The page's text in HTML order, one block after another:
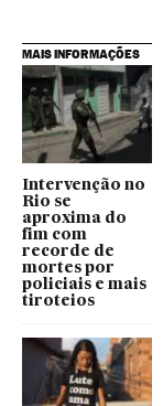
MAIS INFORMAÇÕES
Intervenção no
Rio se
aproxima do
fim com
recorde de
mortes por
policiais e mais
tiroteios